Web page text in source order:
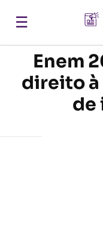
☰
Enem
direito à
de